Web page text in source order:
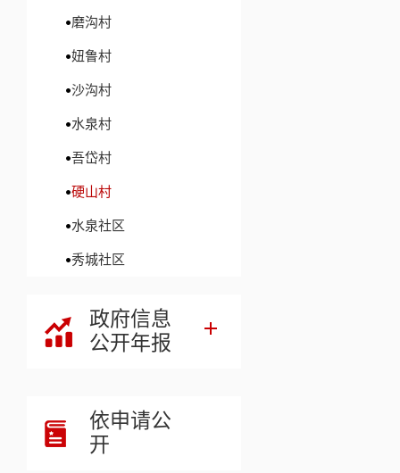
磨沟村
妞鲁村
沙沟村
水泉村
吾岱村
硬山村
水泉社区
秀城社区
政府信息
公开年报
依申请公
开